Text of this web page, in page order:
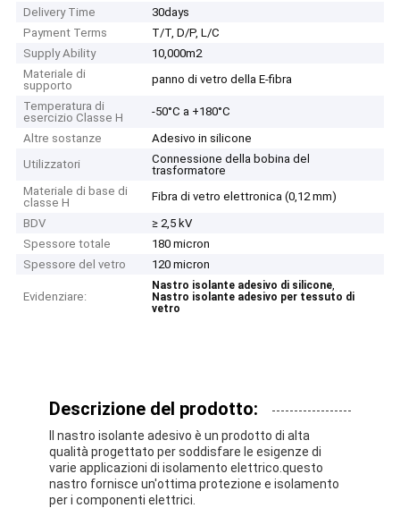
Delivery Time
30days
Payment Terms
T/T, D/P, L/C
Supply Ability
10,000m2
Materiale di
supporto
panno di vetro della E-fibra
Temperatura di
esercizio Classe H
-50°C a +180°C
Altre sostanze
Adesivo in silicone
Utilizzatori
Connessione della bobina del
trasformatore
Materiale di base di
classe H
Fibra di vetro elettronica (0,12 mm)
BDV
≥ 2,5 kV
Spessore totale
180 micron
Spessore del vetro
120 micron
Evidenziare:
Nastro isolante adesivo di silicone,
Nastro isolante adesivo per tessuto di
vetro
Descrizione del prodotto:
Il nastro isolante adesivo è un prodotto di alta
qualità progettato per soddisfare le esigenze di
varie applicazioni di isolamento elettrico.questo
nastro fornisce un'ottima protezione e isolamento
per i componenti elettrici.